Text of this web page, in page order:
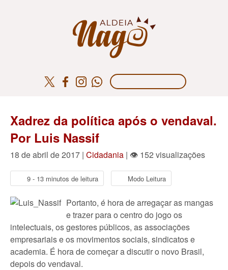
Xadrez da política após o vendaval.
Por Luis Nassif
18 de abril de 2017 | Cidadania | 👁 152 visualizações
9 - 13 minutos de leitura Modo Leitura
Portanto, é hora de arregaçar as mangas
e trazer para o centro do jogo os
intelectuais, os gestores públicos, as associações
empresariais e os movimentos sociais, sindicatos e
academia. É hora de começar a discutir o novo Brasil,
depois do vendaval.